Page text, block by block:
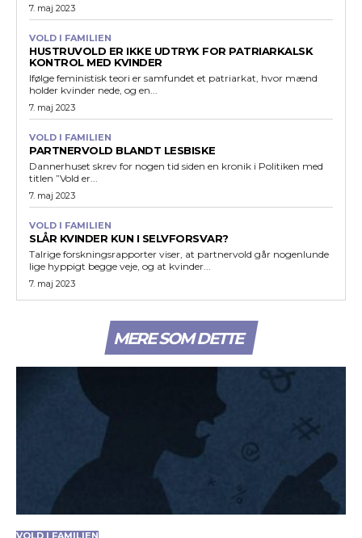
7. maj 2023
VOLD I FAMILIEN
HUSTRUVOLD ER IKKE UDTRYK FOR PATRIARKALSK
KONTROL MED KVINDER
Ifølge feministisk teori er samfundet et patriarkat, hvor mænd
holder kvinder nede, og en...
7. maj 2023
VOLD I FAMILIEN
PARTNERVOLD BLANDT LESBISKE
Dannerhuset skrev for nogen tid siden en kronik i Politiken med
titlen ”Vold er...
7. maj 2023
VOLD I FAMILIEN
SLÅR KVINDER KUN I SELVFORSVAR?
Talrige forskningsrapporter viser, at partnervold går nogenlunde
lige hyppigt begge veje, og at kvinder...
7. maj 2023
MERE SOM DETTE